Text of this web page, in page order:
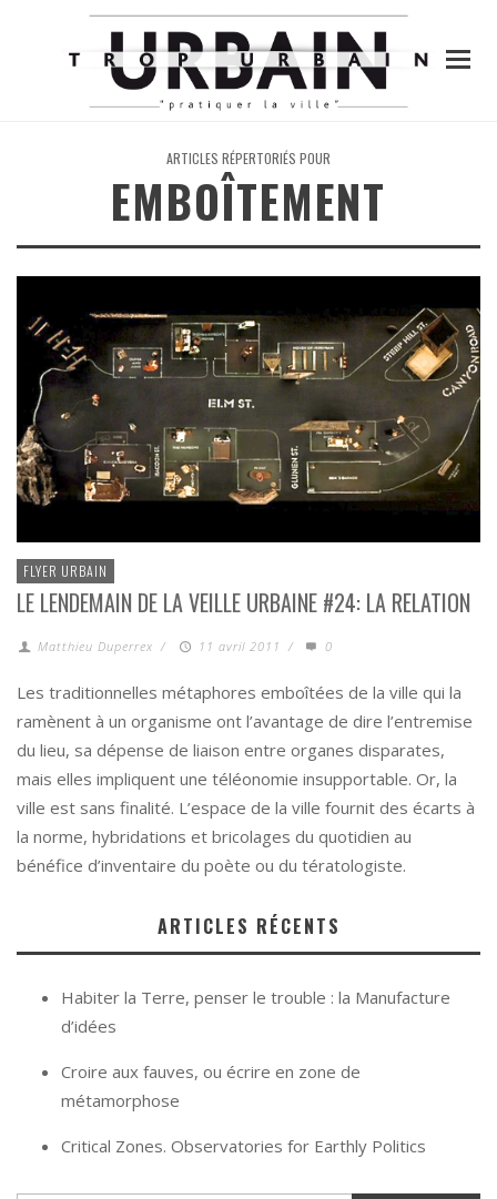
ARTICLES RÉPERTORIÉS POUR
EMBOÎTEMENT
FLYER URBAIN
LE LENDEMAIN DE LA VEILLE URBAINE #24: LA RELATION
Matthieu Duperrex / 11 avril 2011 / 0
Les traditionnelles métaphores emboîtées de la ville qui la
ramènent à un organisme ont l’avantage de dire l’entremise
du lieu, sa dépense de liaison entre organes disparates,
mais elles impliquent une téléonomie insupportable. Or, la
ville est sans finalité. L’espace de la ville fournit des écarts à
la norme, hybridations et bricolages du quotidien au
bénéfice d’inventaire du poète ou du tératologiste.
ARTICLES RÉCENTS
Habiter la Terre, penser le trouble : la Manufacture
d’idées
Croire aux fauves, ou écrire en zone de
métamorphose
Critical Zones. Observatories for Earthly Politics